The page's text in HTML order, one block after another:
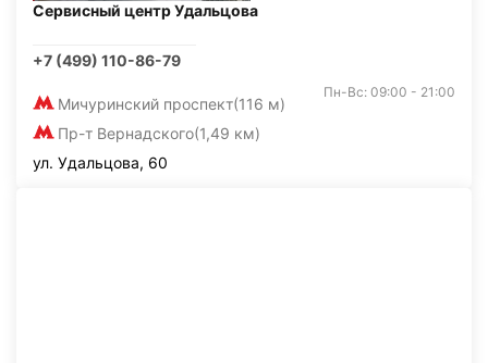
Сервисный центр Удальцова
+7 (499) 110-86-79
Мичуринский проспект(116 м)
Пр-т Вернадского(1,49 км)
Пн-Вс: 09:00 - 21:00
ул. Удальцова, 60